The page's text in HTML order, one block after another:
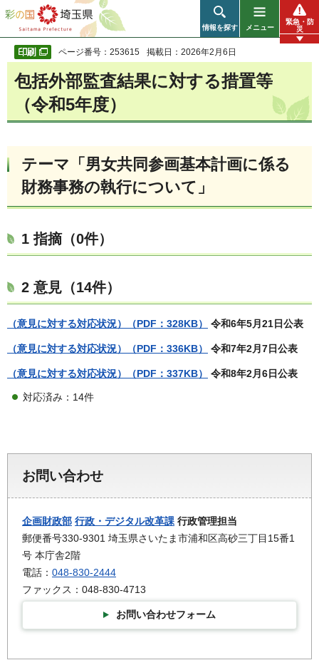
彩の国 埼玉県
情報を探す メニュー
緊急・防
災
ページ番号：253615 掲載日：2026年2月6日
包括外部監査結果に対する措置等
（令和5年度）
テーマ「男女共同参画基本計画に係る
財務事務の執行について」
1 指摘（0件）
2 意見（14件）
（意見に対する対応状況）（PDF：328KB） 令和6年5月21日公表
（意見に対する対応状況）（PDF：336KB） 令和7年2月7日公表
（意見に対する対応状況）（PDF：337KB） 令和8年2月6日公表
対応済み：14件
お問い合わせ
企画財政部 行政・デジタル改革課 行政管理担当
郵便番号330-9301 埼玉県さいたま市浦和区高砂三丁目15番1
号 本庁舎2階
電話： 048-830-2444
ファックス：048-830-4713
お問い合わせフォーム